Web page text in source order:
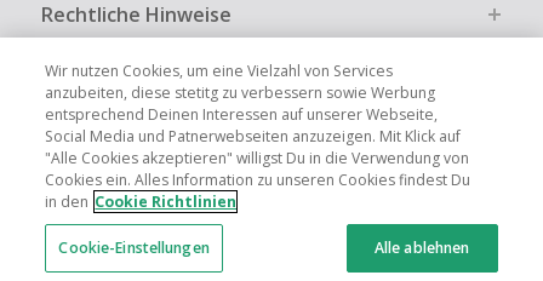
Rechtliche Hinweise
Globale Websites UK US CN JP FR AU IT
Wir nutzen Cookies, um eine Vielzahl von Services
anzubeiten, diese stetitg zu verbessern sowie Werbung
entsprechend Deinen Interessen auf unserer Webseite,
Social Media und Patnerwebseiten anzuzeigen. Mit Klick auf
"Alle Cookies akzeptieren" willigst Du in die Verwendung von
Cookies ein. Alles Information zu unseren Cookies findest Du
in den Cookie Richtlinien
Cookie-Einstellungen Alle ablehnen